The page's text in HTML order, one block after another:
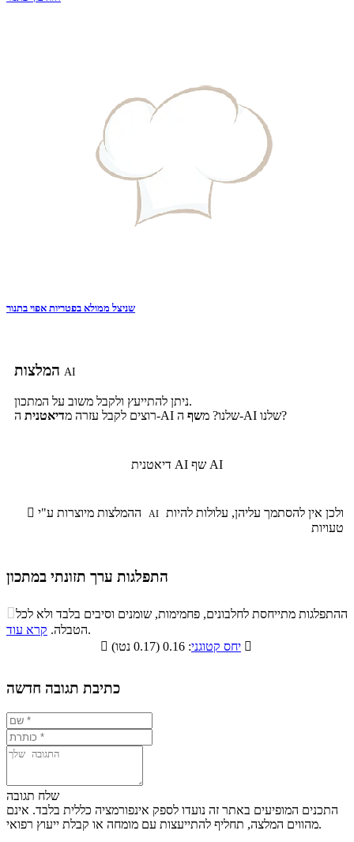
שניצל ממולא בפטריות אפוי בתנור
AI
ניתן להתייעץ ולקבל משוב על המתכון.
רוצים לקבל עזרה מדיאטנית ה-AI שלנו? משף ה-AI שלנו?
דיאטנית AI שף AI
 AI
טעויות
התפלגות ערך תזונתי במתכון
התפלגות ערך תזונתי במתכון
סיבים
תזונתיים
שומנים חלבונים
33.9%
ההתפלגות מתייחסת לחלבונים, פחמימות, שומנים וסיבים בלבד ולא לכל
הטבלה. קרא עוד
.

יחס קטוגני 
כתיבת תגובה חדשה
שלח תגובה
התכנים המופיעים באתר זה נועדו לספק אינפורמציה כללית בלבד. אינם
מהווים המלצה, תחליף להתייעצות עם מומחה או קבלת ייעוץ רפואי.